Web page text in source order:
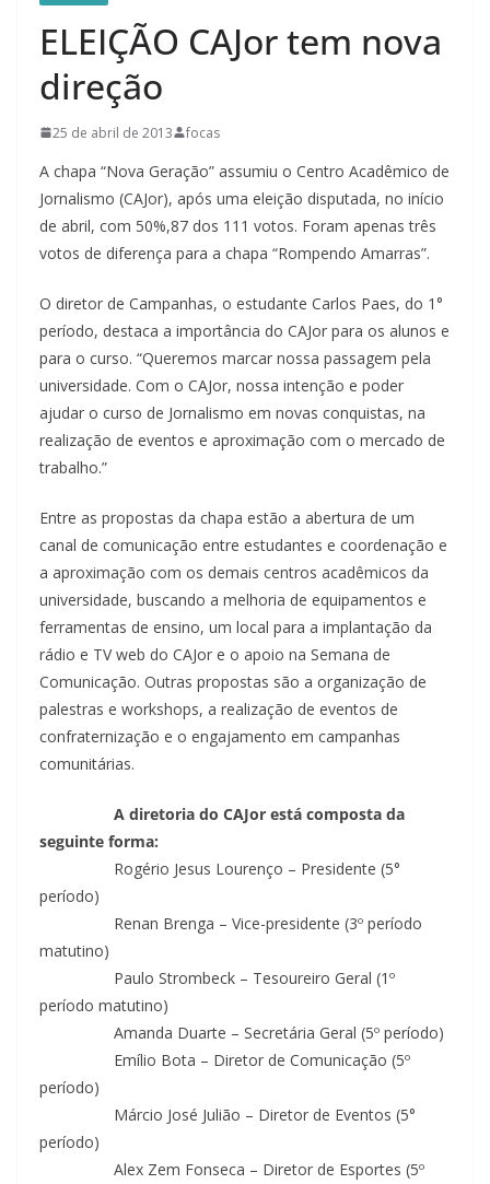
ELEIÇÃO CAJor tem nova
direção
25 de abril de 2013 focas
A chapa “Nova Geração” assumiu o Centro Acadêmico de
Jornalismo (CAJor), após uma eleição disputada, no início
de abril, com 50%,87 dos 111 votos. Foram apenas três
votos de diferença para a chapa “Rompendo Amarras”.
O diretor de Campanhas, o estudante Carlos Paes, do 1°
período, destaca a importância do CAJor para os alunos e
para o curso. “Queremos marcar nossa passagem pela
universidade. Com o CAJor, nossa intenção e poder
ajudar o curso de Jornalismo em novas conquistas, na
realização de eventos e aproximação com o mercado de
trabalho.”
Entre as propostas da chapa estão a abertura de um
canal de comunicação entre estudantes e coordenação e
a aproximação com os demais centros acadêmicos da
universidade, buscando a melhoria de equipamentos e
ferramentas de ensino, um local para a implantação da
rádio e TV web do CAJor e o apoio na Semana de
Comunicação. Outras propostas são a organização de
palestras e workshops, a realização de eventos de
confraternização e o engajamento em campanhas
comunitárias.
A diretoria do CAJor está composta da
seguinte forma:
Rogério Jesus Lourenço – Presidente (5°
período)
Renan Brenga – Vice-presidente (3º período
matutino)
Paulo Strombeck – Tesoureiro Geral (1º
período matutino)
Amanda Duarte – Secretária Geral (5º período)
Emílio Bota – Diretor de Comunicação (5º
período)
Márcio José Julião – Diretor de Eventos (5°
período)
Alex Zem Fonseca – Diretor de Esportes (5º